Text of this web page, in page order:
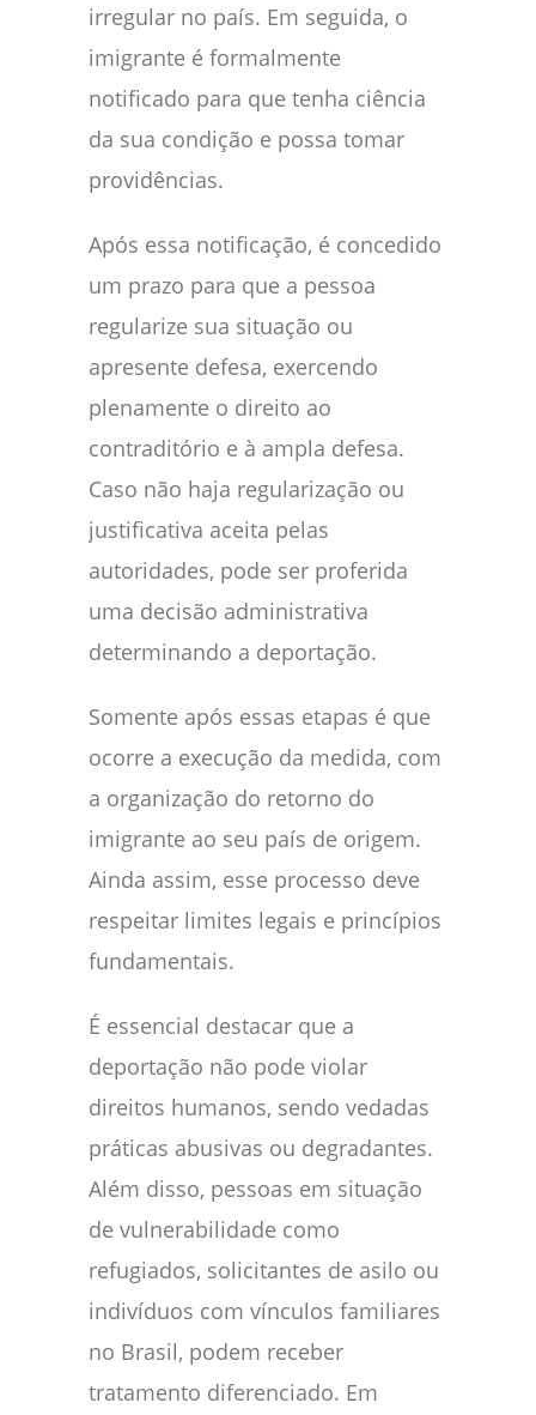
irregular no país. Em seguida, o
imigrante é formalmente
notificado para que tenha ciência
da sua condição e possa tomar
providências.
Após essa notificação, é concedido
um prazo para que a pessoa
regularize sua situação ou
apresente defesa, exercendo
plenamente o direito ao
contraditório e à ampla defesa.
Caso não haja regularização ou
justificativa aceita pelas
autoridades, pode ser proferida
uma decisão administrativa
determinando a deportação.
Somente após essas etapas é que
ocorre a execução da medida, com
a organização do retorno do
imigrante ao seu país de origem.
Ainda assim, esse processo deve
respeitar limites legais e princípios
fundamentais.
É essencial destacar que a
deportação não pode violar
direitos humanos, sendo vedadas
práticas abusivas ou degradantes.
Além disso, pessoas em situação
de vulnerabilidade como
refugiados, solicitantes de asilo ou
indivíduos com vínculos familiares
no Brasil, podem receber
tratamento diferenciado. Em